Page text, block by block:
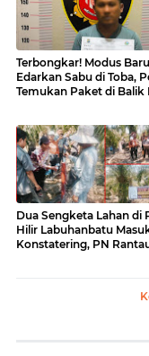
Terbongkar! Modus Baru
Edarkan Sabu di Toba,
Temukan Paket di Balik
Dua Sengketa Lahan di
Hilir Labuhanbatu
Konstatering, PN